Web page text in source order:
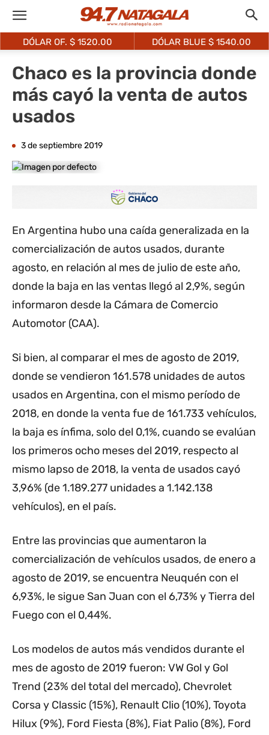
DÓLAR OF. $ 1520.00 DÓLAR BLUE $ 1540.00
Chaco es la provincia donde
más cayó la venta de autos
usados
3 de septiembre 2019
En Argentina hubo una caída generalizada en la
comercialización de autos usados, durante
agosto, en relación al mes de julio de este año,
donde la baja en las ventas llegó al 2,9%, según
informaron desde la Cámara de Comercio
Automotor (CAA).
Si bien, al comparar el mes de agosto de 2019,
donde se vendieron 161.578 unidades de autos
usados en Argentina, con el mismo período de
2018, en donde la venta fue de 161.733 vehículos,
la baja es ínfima, solo del 0,1%, cuando se evalúan
los primeros ocho meses del 2019, respecto al
mismo lapso de 2018, la venta de usados cayó
3,96% (de 1.189.277 unidades a 1.142.138
vehículos), en el país.
Entre las provincias que aumentaron la
comercialización de vehículos usados, de enero a
agosto de 2019, se encuentra Neuquén con el
6,93%, le sigue San Juan con el 6,73% y Tierra del
Fuego con el 0,44%.
Los modelos de autos más vendidos durante el
mes de agosto de 2019 fueron: VW Gol y Gol
Trend (23% del total del mercado), Chevrolet
Corsa y Classic (15%), Renault Clio (10%), Toyota
Hilux (9%), Ford Fiesta (8%), Fiat Palio (8%), Ford